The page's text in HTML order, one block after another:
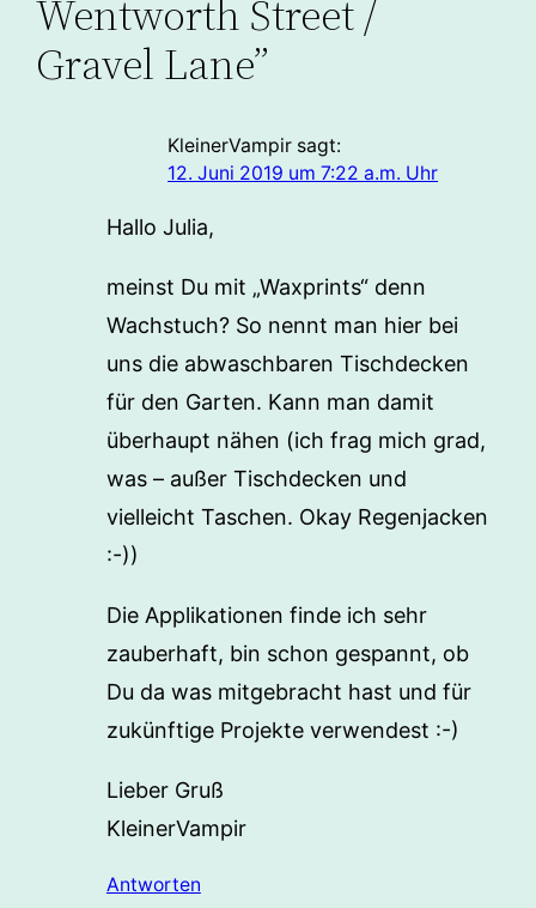
Wentworth Street /
Gravel Lane”
KleinerVampir sagt:
12. Juni 2019 um 7:22 a.m. Uhr
Hallo Julia,
meinst Du mit „Waxprints“ denn
Wachstuch? So nennt man hier bei
uns die abwaschbaren Tischdecken
für den Garten. Kann man damit
überhaupt nähen (ich frag mich grad,
was – außer Tischdecken und
vielleicht Taschen. Okay Regenjacken
:-))
Die Applikationen finde ich sehr
zauberhaft, bin schon gespannt, ob
Du da was mitgebracht hast und für
zukünftige Projekte verwendest :-)
Lieber Gruß
KleinerVampir
Antworten